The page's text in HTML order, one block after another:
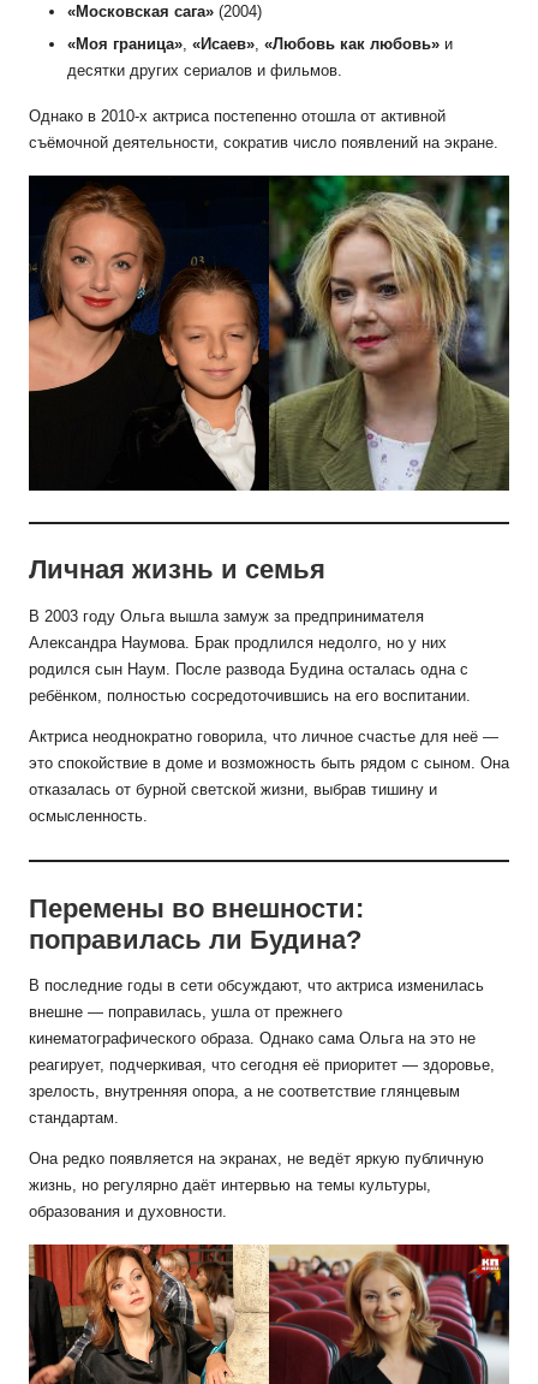
«Московская сага» (2004)
«Моя граница» «Исаев» «Любовь как любовь» и
десятки других сериалов и фильмов.
Однако в 2010-х актриса постепенно отошла от активной
съёмочной деятельности, сократив число появлений на экране.
Личная жизнь и семья
В 2003 году Ольга вышла замуж за предпринимателя
Александра Наумова. Брак продлился недолго, но у них
родился сын Наум. После развода Будина осталась одна с
ребёнком, полностью сосредоточившись на его воспитании.
Актриса неоднократно говорила, что личное счастье для неё —
это спокойствие в доме и возможность быть рядом с сыном. Она
отказалась от бурной светской жизни, выбрав тишину и
осмысленность.
Перемены во внешности:
поправилась ли Будина?
В последние годы в сети обсуждают, что актриса изменилась
внешне — поправилась, ушла от прежнего
кинематографического образа. Однако сама Ольга на это не
реагирует, подчеркивая, что сегодня её приоритет — здоровье,
зрелость, внутренняя опора, а не соответствие глянцевым
стандартам.
Она редко появляется на экранах, не ведёт яркую публичную
жизнь, но регулярно даёт интервью на темы культуры,
образования и духовности.